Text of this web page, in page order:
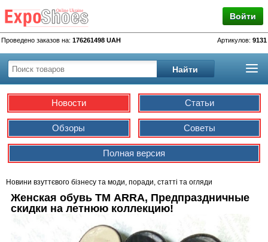
Войти
Проведено заказов на: 176261498 UAH Артикулов: 9131
Новости Статьи
Обзоры Советы
Полная версия
Новини взуттєвого бізнесу та моди, поради, статті та огляди
Женская обувь ТМ ARRA, Предпраздничные
скидки на летнюю коллекцию!